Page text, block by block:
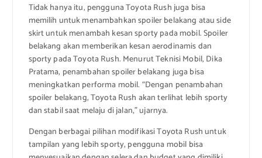
Tidak hanya itu, pengguna Toyota Rush juga bisa
memilih untuk menambahkan spoiler belakang atau side
skirt untuk menambah kesan sporty pada mobil. Spoiler
belakang akan memberikan kesan aerodinamis dan
sporty pada Toyota Rush. Menurut Teknisi Mobil, Dika
Pratama, penambahan spoiler belakang juga bisa
meningkatkan performa mobil. “Dengan penambahan
spoiler belakang, Toyota Rush akan terlihat lebih sporty
dan stabil saat melaju di jalan,” ujarnya.
Dengan berbagai pilihan modifikasi Toyota Rush untuk
tampilan yang lebih sporty, pengguna mobil bisa